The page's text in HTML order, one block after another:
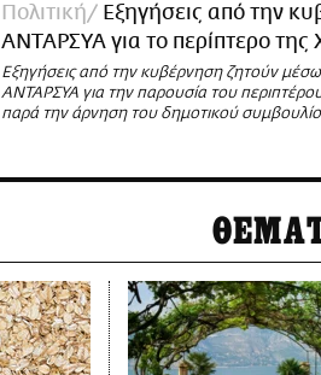
Πολιτική
Εξηγήσεις από την
ΑΝΤΑΡΣΥΑ για το περίπτερο
Εξηγήσεις από την κυβέρνηση ζητούν
ΑΝΤΑΡΣΥΑ για την παρουσία του
παρά την άρνηση του δημοτικού